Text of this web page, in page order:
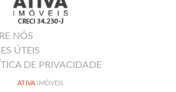
NÓS
ÚTEIS
DE PRIVACIDADE
ATIVA IMÓVEIS